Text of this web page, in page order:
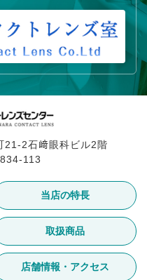
2石﨑眼科ビル2階
113
当店の特長
取扱商品
店舗情報・アクセス